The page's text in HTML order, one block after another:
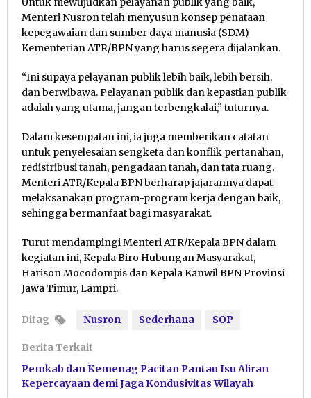
Menteri Nusron telah menyusun konsep penataan
kepegawaian dan sumber daya manusia (SDM)
Kementerian ATR/BPN yang harus segera dijalankan.
“Ini supaya pelayanan publik lebih baik, lebih bersih,
dan berwibawa. Pelayanan publik dan kepastian publik
adalah yang utama, jangan terbengkalai,” tuturnya.
Dalam kesempatan ini, ia juga memberikan catatan
untuk penyelesaian sengketa dan konflik pertanahan,
redistribusi tanah, pengadaan tanah, dan tata ruang.
Menteri ATR/Kepala BPN berharap jajarannya dapat
melaksanakan program-program kerja dengan baik,
sehingga bermanfaat bagi masyarakat.
Turut mendampingi Menteri ATR/Kepala BPN dalam
kegiatan ini, Kepala Biro Hubungan Masyarakat,
Harison Mocodompis dan Kepala Kanwil BPN Provinsi
Jawa Timur, Lampri.
Ditag Nusron Sederhana SOP
Berita Terkait
Pemkab dan Kemenag Pacitan Pantau Isu Aliran
Kepercayaan demi Jaga Kondusivitas Wilayah